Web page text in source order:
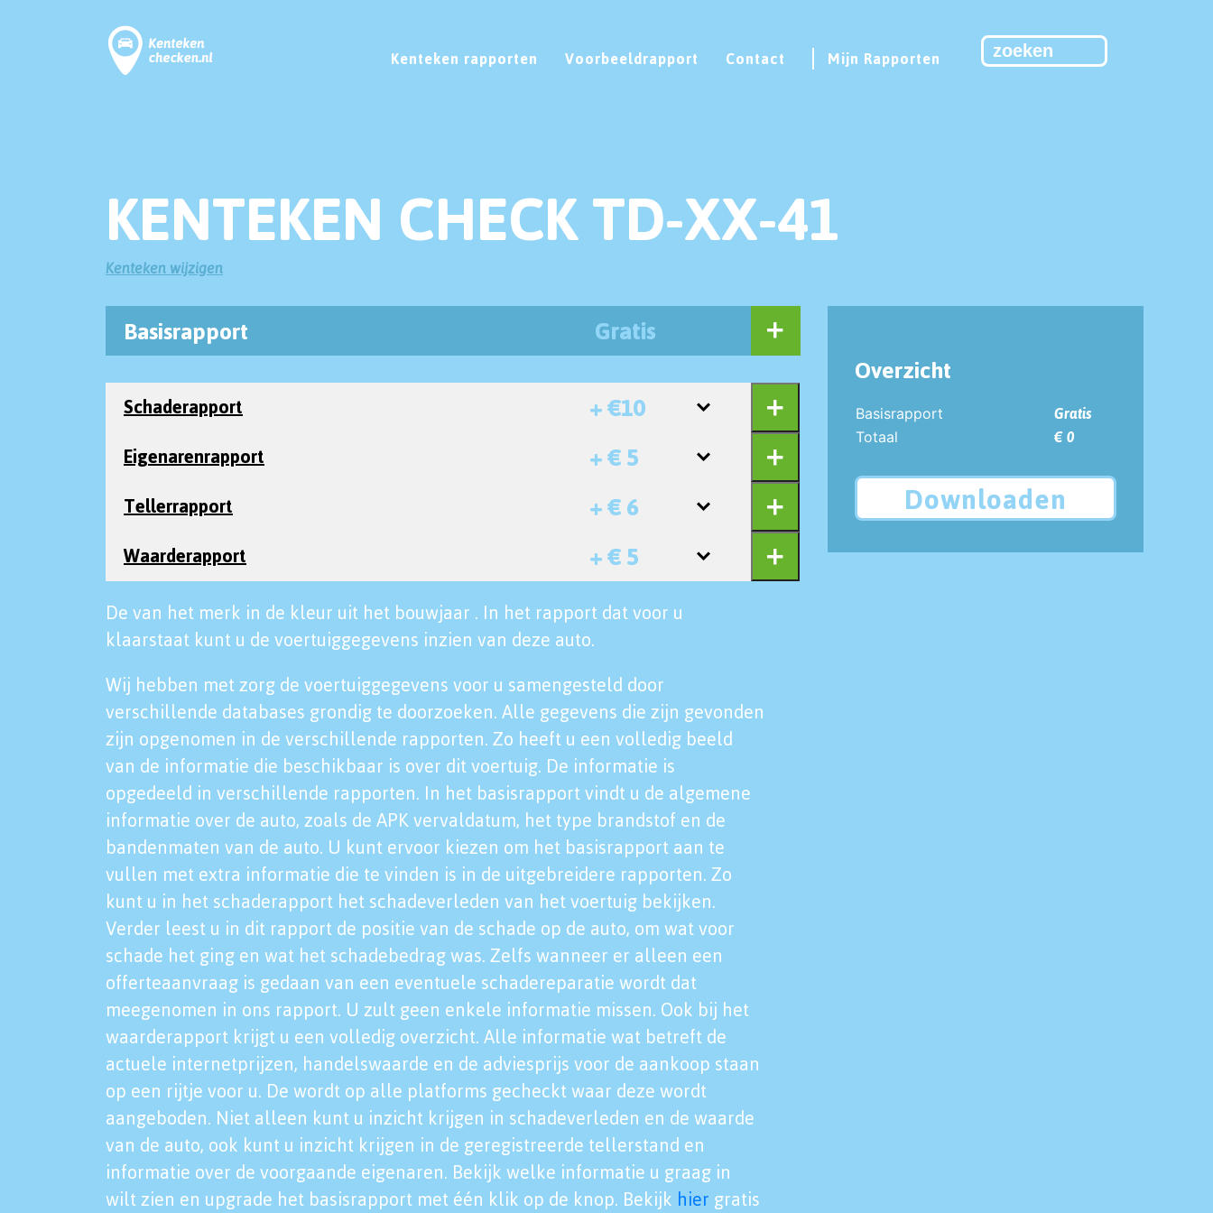
Kenteken rapporten Voorbeeldrapport Contact Mijn Rapporten
KENTEKEN CHECK TD-XX-41
Kenteken wijzigen
Basisrapport Gratis
Schaderapport + €10
Eigenarenrapport + € 5
Tellerrapport + € 6
Waarderapport + € 5
De van het merk in de kleur uit het bouwjaar . In het rapport dat voor u
klaarstaat kunt u de voertuiggegevens inzien van deze auto.
Wij hebben met zorg de voertuiggegevens voor u samengesteld door
verschillende databases grondig te doorzoeken. Alle gegevens die zijn gevonden
zijn opgenomen in de verschillende rapporten. Zo heeft u een volledig beeld
van de informatie die beschikbaar is over dit voertuig. De informatie is
opgedeeld in verschillende rapporten. In het basisrapport vindt u de algemene
informatie over de auto, zoals de APK vervaldatum, het type brandstof en de
bandenmaten van de auto. U kunt ervoor kiezen om het basisrapport aan te
vullen met extra informatie die te vinden is in de uitgebreidere rapporten. Zo
kunt u in het schaderapport het schadeverleden van het voertuig bekijken.
Verder leest u in dit rapport de positie van de schade op de auto, om wat voor
schade het ging en wat het schadebedrag was. Zelfs wanneer er alleen een
offerteaanvraag is gedaan van een eventuele schadereparatie wordt dat
meegenomen in ons rapport. U zult geen enkele informatie missen. Ook bij het
waarderapport krijgt u een volledig overzicht. Alle informatie wat betreft de
actuele internetprijzen, handelswaarde en de adviesprijs voor de aankoop staan
op een rijtje voor u. De wordt op alle platforms gecheckt waar deze wordt
aangeboden. Niet alleen kunt u inzicht krijgen in schadeverleden en de waarde
van de auto, ook kunt u inzicht krijgen in de geregistreerde tellerstand en
informatie over de voorgaande eigenaren. Bekijk welke informatie u graag in
wilt zien en upgrade het basisrapport met één klik op de knop. Bekijk hier gratis
Overzicht
Basisrapport
Gratis
Totaal
€ 0
Downloaden